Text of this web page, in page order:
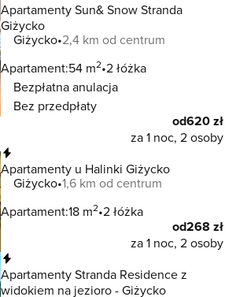
Apartamenty Sun& Snow Stranda
Giżycko
Giżycko 2,4 km od centrum
Apartament:54 m2 2 łóżka
Bezpłatna anulacja
Bez przedpłaty
od620 zł
za 1 noc, 2 osoby
Apartamenty u Halinki Giżycko
Giżycko 1,6 km od centrum
Apartament:18 m2 2 łóżka
od268 zł
za 1 noc, 2 osoby
Apartamenty Stranda Residence z
widokiem na jezioro - Giżycko